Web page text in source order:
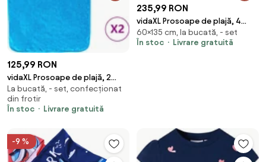
125,99 RON
vidaXL Prosoape de plajă, 2
buc., turcoaz, 60x135 cm, textil
400 GSM
La bucată, - set, confecționat
din frotir
În stoc
Livrare gratuită
235,99 RON
vidaXL Prosoape de plajă, 4
buc., albastru, 60x135 cm,
textil 400 GSM
60×135 cm, la bucată, - set
În stoc
Livrare gratuită
-9 %